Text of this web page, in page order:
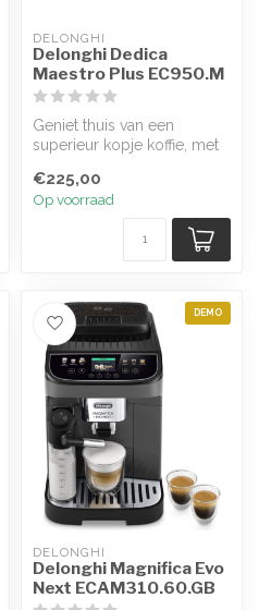
DELONGHI
Delonghi Dedica
Maestro Plus EC950.M
Geniet thuis van een
superieur kopje koffie, met
handmatige espres...
€225,00
Op voorraad
DEMO
DELONGHI
Delonghi Magnifica Evo
Next ECAM310.60.GB